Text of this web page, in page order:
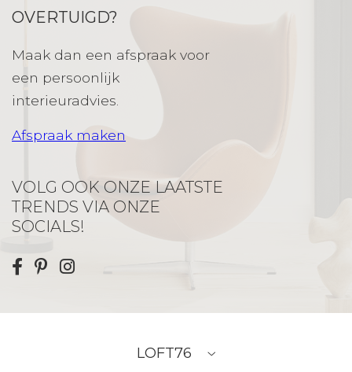
OVERTUIGD?
Maak dan een afspraak voor
een persoonlijk
interieuradvies.
Afspraak maken
VOLG OOK ONZE LAATSTE
TRENDS VIA ONZE
SOCIALS!
LOFT76